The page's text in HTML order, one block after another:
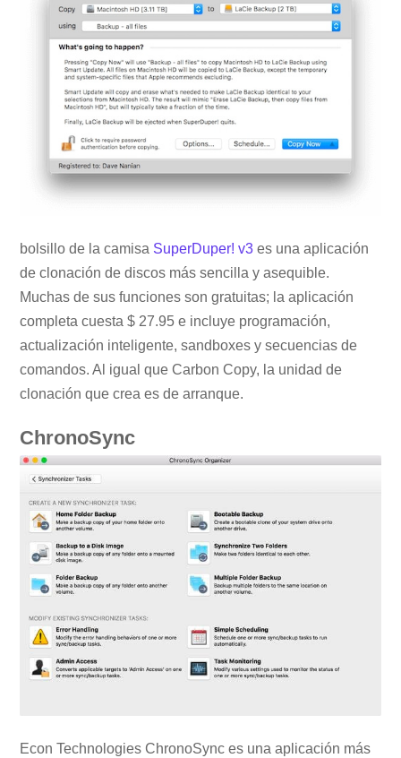
bolsillo de la camisa SuperDuper! v3 es una aplicación
de clonación de discos más sencilla y asequible.
Muchas de sus funciones son gratuitas; la aplicación
completa cuesta $ 27.95 e incluye programación,
actualización inteligente, sandboxes y secuencias de
comandos. Al igual que Carbon Copy, la unidad de
clonación que crea es de arranque.
ChronoSync
Econ Technologies ChronoSync es una aplicación más